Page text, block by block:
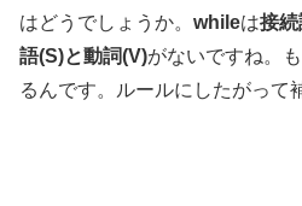
はどうでしょうか。 whileは接続
語(S)と動詞(V)がないですね。
るんです。ルールにしたがって